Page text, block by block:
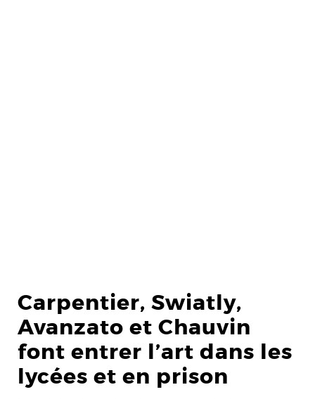
Carpentier, Swiatly,
Avanzato et Chauvin
font entrer l’art dans les
lycées et en prison